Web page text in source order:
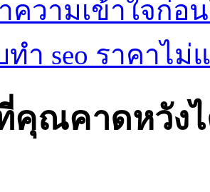
ความเข้าใจก่อ
ทำ seo ราคาไ
คุณคาดหวัง